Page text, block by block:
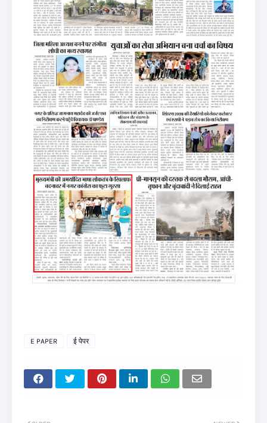
E PAPER ई पेपर